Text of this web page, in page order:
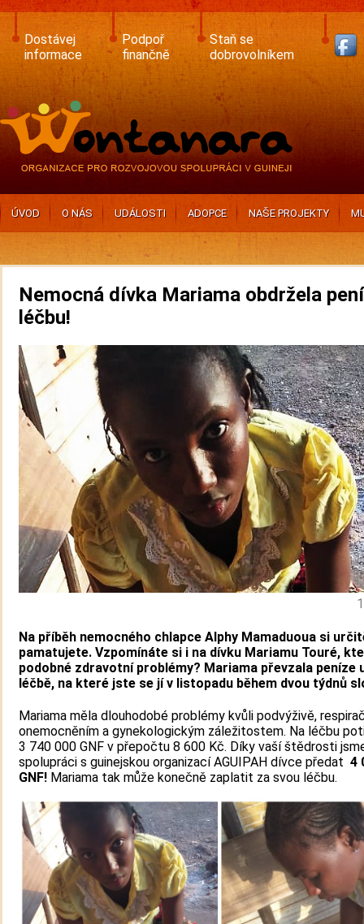
Skip
main
content
Dostávej
informace
Podpoř
finančně
Staň se
dobrovolníkem
ÚVOD O NÁS UDÁLOSTI ADOPCE NAŠE PROJEKTY
Nemocná dívka Mariama obdržela
léčbu!
Na příběh nemocného chlapce Alphy Mamaduoua si
pamatujete. Vzpomínáte si i na dívku Mariamu Touré,
podobné zdravotní problémy? Mariama převzala peníze
léčbě, na které jste se jí v listopadu během dvou týdnů
Mariama měla dlouhodobé problémy kvůli podvýživě,
onemocněním a gynekologickým záležitostem. Na léčbu
3 740 000 GNF v přepočtu 8 600 Kč. Díky vaší štědrosti
spolupráci s guinejskou organizací AGUIPAH dívce předat 4
GNF! Mariama tak může konečně zaplatit za svou léčbu.